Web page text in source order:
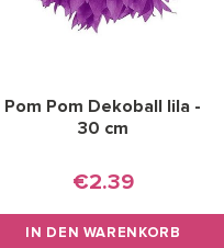
Pom Pom Dekoball lila -
30 cm
€2.39
IN DEN WARENKORB